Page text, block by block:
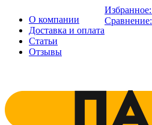
О компании
Доставка и оплата
Статьи
Отзывы
Избранное:
Сравнение: